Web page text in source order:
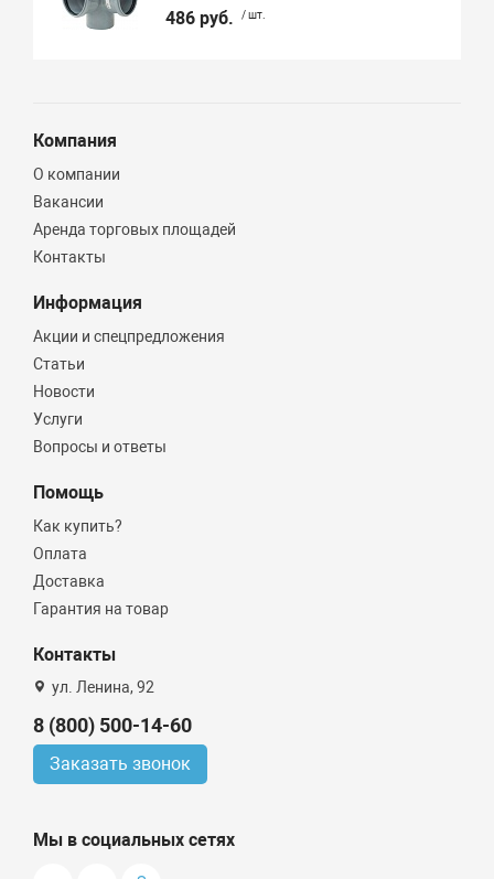
486 руб. / шт.
Компания
О компании
Вакансии
Аренда торговых площадей
Контакты
Информация
Акции и спецпредложения
Статьи
Новости
Услуги
Вопросы и ответы
Помощь
Как купить?
Оплата
Доставка
Гарантия на товар
Контакты
ул. Ленина, 92
8 (800) 500-14-60
Заказать звонок
Мы в социальных сетях